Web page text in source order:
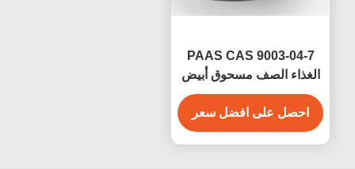
PAAS CAS 9003-04-7
الغذاء الصف مسحوق أبيض
حمض بولي أكريليك
الصوديوم للمشتتات الغذائية
احصل على افضل سعر